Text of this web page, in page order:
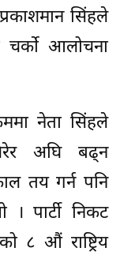
सिंहले
चर्को आलोचना
नेता सिंहले
अघि बढ्न
तय गर्न पनि
। पार्टी निकट
८ औं राष्ट्रिय